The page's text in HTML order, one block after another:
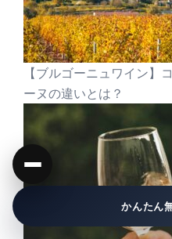
【ブルゴーニュワイン】
ーヌの違いとは？
かんたん